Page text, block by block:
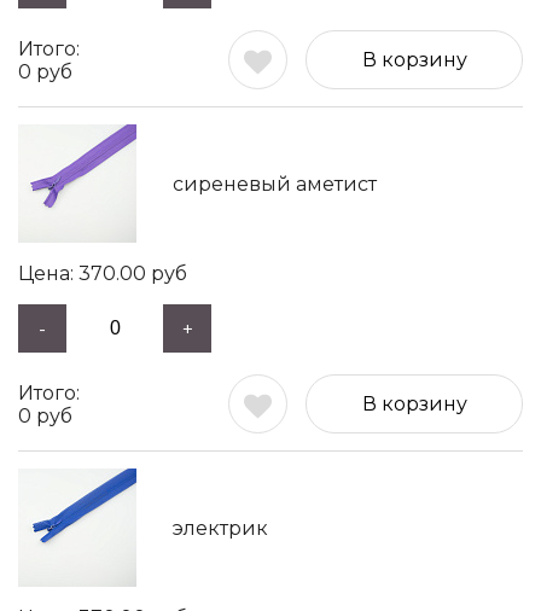
0 руб
В корзину
сиреневый аметист
370.00 руб
- +
0 руб
В корзину
электрик